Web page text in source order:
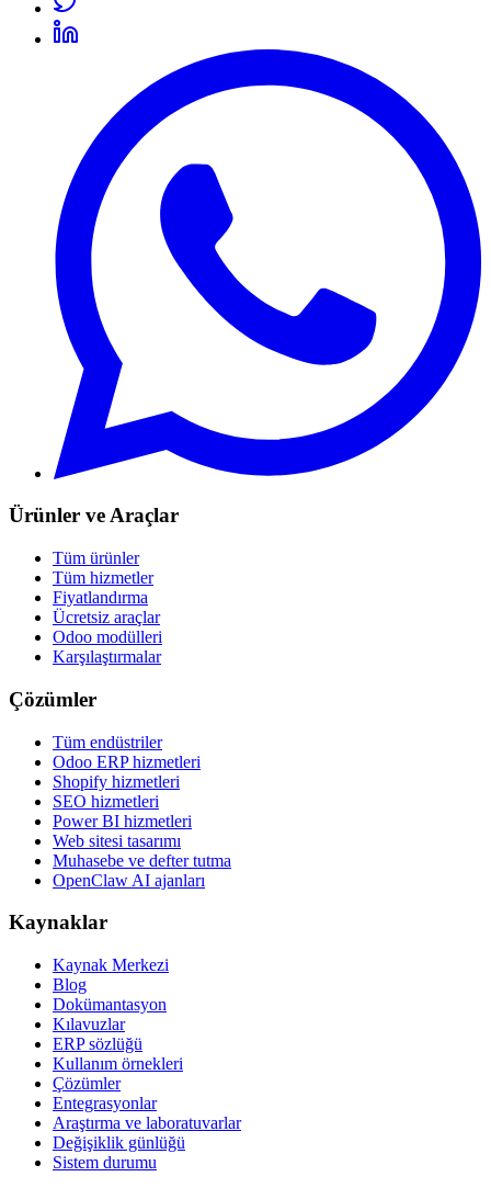
Ürünler ve Araçlar
Tüm ürünler
Tüm hizmetler
Fiyatlandırma
Ücretsiz araçlar
Odoo modülleri
Karşılaştırmalar
Çözümler
Tüm endüstriler
Odoo ERP hizmetleri
Shopify hizmetleri
SEO hizmetleri
Power BI hizmetleri
Web sitesi tasarımı
Muhasebe ve defter tutma
OpenClaw AI ajanları
Kaynaklar
Kaynak Merkezi
Blog
Dokümantasyon
Kılavuzlar
ERP sözlüğü
Kullanım örnekleri
Çözümler
Entegrasyonlar
Araştırma ve laboratuvarlar
Değişiklik günlüğü
Sistem durumu